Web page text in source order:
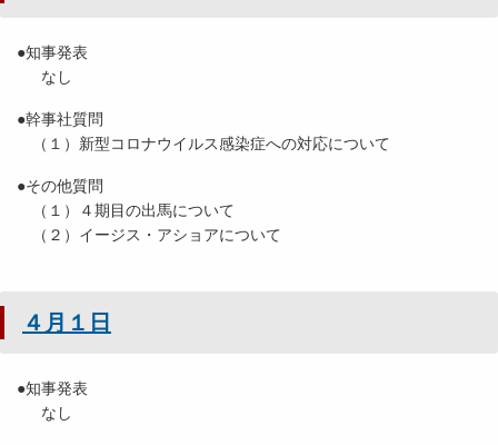
●知事発表
なし
●幹事社質問
（１）新型コロナウイルス感染症への対応について
●その他質問
（１）４期目の出馬について
（２）イージス・アショアについて
４月１日
●知事発表
なし